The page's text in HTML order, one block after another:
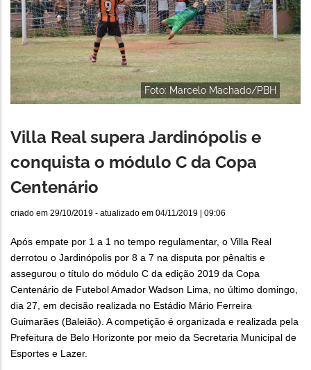
Foto: Marcelo Machado/PBH
Villa Real supera Jardinópolis e
conquista o módulo C da Copa
Centenário
criado em 29/10/2019 - atualizado em 04/11/2019 | 09:06
Após empate por 1 a 1 no tempo regulamentar, o Villa Real
derrotou o Jardinópolis por 8 a 7 na disputa por pênaltis e
assegurou o título do módulo C da edição 2019 da Copa
Centenário de Futebol Amador Wadson Lima, no último domingo,
dia 27, em decisão realizada no Estádio Mário Ferreira
Guimarães (Baleião). A competição é organizada e realizada pela
Prefeitura de Belo Horizonte por meio da Secretaria Municipal de
Esportes e Lazer.